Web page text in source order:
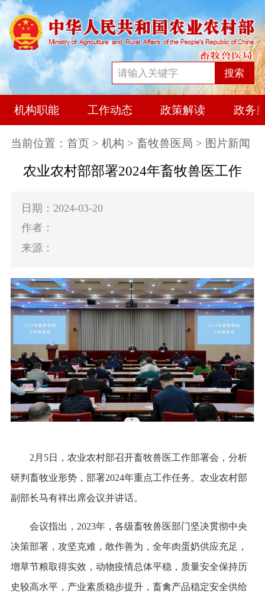
搜索
机构职能 工作动态 政策解读 政务
当前位置： 首页 > 机构 > 畜牧兽医局 > 图片新闻
农业农村部部署2024年畜牧兽医工作
日期：2024-03-20
作者：
来源：
2月5日，农业农村部召开畜牧兽医工作部署会，分析
研判畜牧业形势，部署2024年重点工作任务。农业农村部
副部长马有祥出席会议并讲话。
会议指出，2023年，各级畜牧兽医部门坚决贯彻中央
决策部署，攻坚克难，敢作善为，全年肉蛋奶供应充足，
增草节粮取得实效，动物疫情总体平稳，质量安全保持历
史较高水平，产业素质稳步提升，畜禽产品稳定安全供给